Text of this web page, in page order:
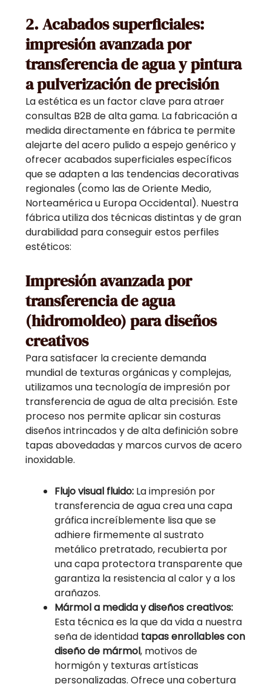
2. Acabados superficiales:
impresión avanzada por
transferencia de agua y pintura
a pulverización de precisión
La estética es un factor clave para atraer
consultas B2B de alta gama. La fabricación a
medida directamente en fábrica te permite
alejarte del acero pulido a espejo genérico y
ofrecer acabados superficiales específicos
que se adapten a las tendencias decorativas
regionales (como las de Oriente Medio,
Norteamérica u Europa Occidental). Nuestra
fábrica utiliza dos técnicas distintas y de gran
durabilidad para conseguir estos perfiles
estéticos:
Impresión avanzada por
transferencia de agua
(hidromoldeo) para diseños
creativos
Para satisfacer la creciente demanda
mundial de texturas orgánicas y complejas,
utilizamos una tecnología de impresión por
transferencia de agua de alta precisión. Este
proceso nos permite aplicar sin costuras
diseños intrincados y de alta definición sobre
tapas abovedadas y marcos curvos de acero
inoxidable.
Flujo visual fluido: La impresión por
transferencia de agua crea una capa
gráfica increíblemente lisa que se
adhiere firmemente al sustrato
metálico pretratado, recubierta por
una capa protectora transparente que
garantiza la resistencia al calor y a los
arañazos.
Mármol a medida y diseños creativos:
Esta técnica es la que da vida a nuestra
seña de identidad tapas enrollables con
diseño de mármol, motivos de
hormigón y texturas artísticas
personalizadas. Ofrece una cobertura